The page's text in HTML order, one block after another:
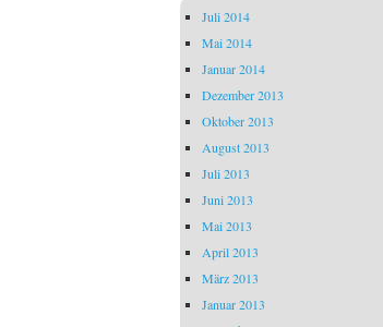
Juli 2014
Mai 2014
Januar 2014
Dezember 2013
Oktober 2013
August 2013
Juli 2013
Juni 2013
Mai 2013
April 2013
März 2013
Januar 2013